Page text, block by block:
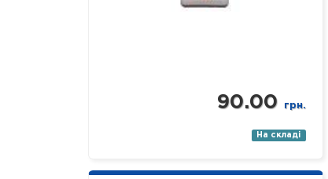
90.00 грн.
На складі